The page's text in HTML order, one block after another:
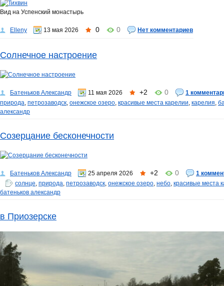
Вид на Успенский монастырь
Elleny 13 мая 2026 0 0 Нет комментариев
Солнечное настроение
Батеньков Александр 11 мая 2026 +2 0
1
природа, петрозаводск, онежское озеро, красивые места карелии, карелия,
александр
Созерцание бесконечности
Батеньков Александр 25 апреля 2026 +2 0
1
солнце, природа, петрозаводск, онежское озеро, небо, красивые места
батеньков александр
в Приозерске